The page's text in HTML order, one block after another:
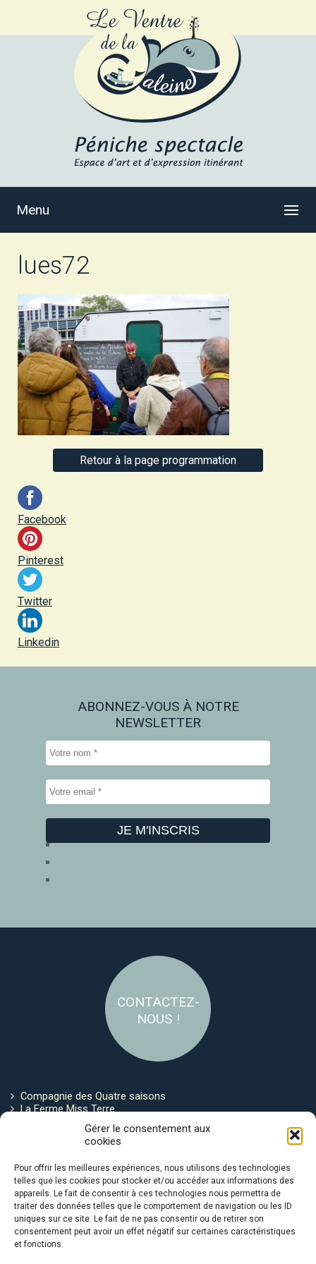
Gérer le consentement aux
cookies
Pour offrir les meilleures expériences, nous utilisons des technologies
telles que les cookies pour stocker et/ou accéder aux informations des
appareils. Le fait de consentir à ces technologies nous permettra de
traiter des données telles que le comportement de navigation ou les ID
uniques sur ce site. Le fait de ne pas consentir ou de retirer son
consentement peut avoir un effet négatif sur certaines caractéristiques
et fonctions.
Menu
lues72
Retour à la page programmation
Facebook
Pinterest
Twitter
Linkedin
ABONNEZ-VOUS À NOTRE
NEWSLETTER
CONTACTEZ-
NOUS !
Compagnie des Quatre saisons
La Ferme Miss Terre
Politique de cookies